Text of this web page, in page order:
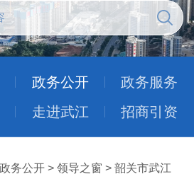
政务公开
政务服务
走进武江 招商引资
政务公开 > 领导之窗 > 韶关市武江